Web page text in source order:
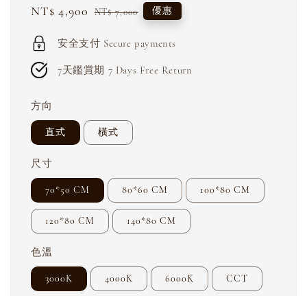
Sale
NT$ 4,900 Regular
NT$ 7,000 優惠
安全支付 Secure payments
7天鑑賞期 7 Days Free Return
方向
直式 橫式
尺寸
70*50 CM 80*60 CM 100*80 CM
120*80 CM 140*80 CM
色溫
3000K 4000K 6000K CCT